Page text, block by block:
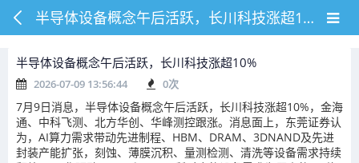
半导体设备概念午后活跃，长川科技涨超10%
半导体设备概念午后活跃，长川科技涨超10%
2026-07-09 13:56:44 0次
7月9日消息，半导体设备概念午后活跃，长川科技涨超10%，金海
通、中科飞测、北方华创、华峰测控跟涨。消息面上，东莞证券认
为，AI算力需求带动先进制程、HBM、DRAM、3DNAND及先进
封装产能扩张，刻蚀、薄膜沉积、量测检测、清洗等设备需求持续